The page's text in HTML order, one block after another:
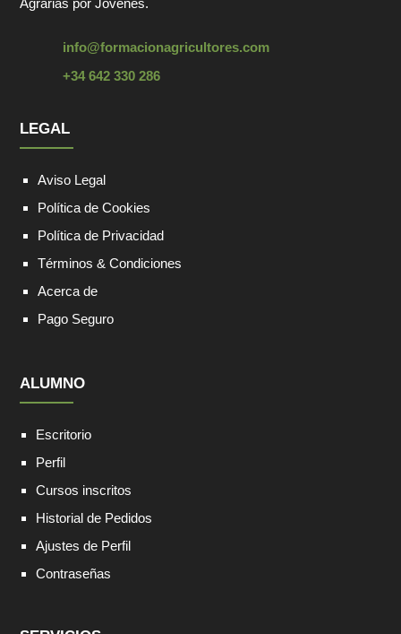
info@formacionagricultores.com
+34 642 330 286
LEGAL
Aviso Legal
Política de Cookies
Política de Privacidad
Términos & Condiciones
Acerca de
Pago Seguro
ALUMNO
Escritorio
Perfil
Cursos inscritos
Historial de Pedidos
Ajustes de Perfil
Contraseñas